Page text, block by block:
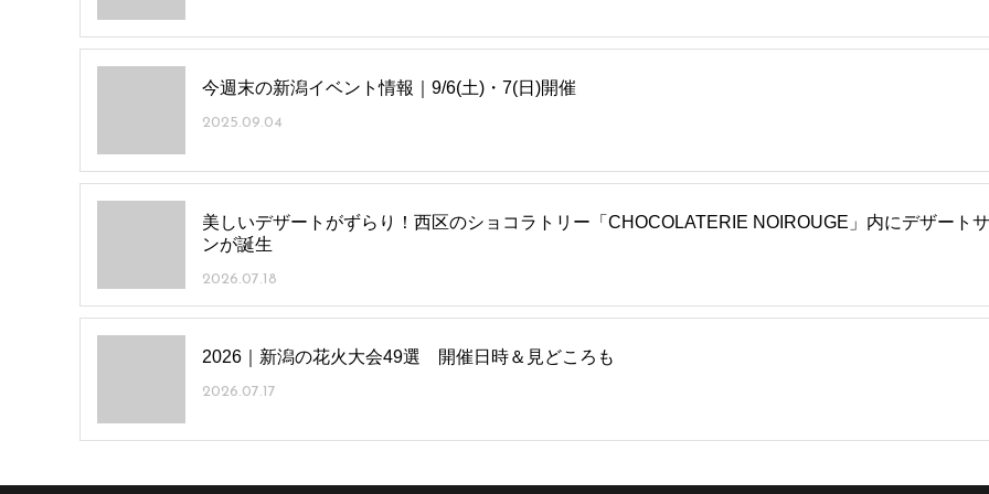
今週末の新潟イベント情報｜9/6(土)・7(日)開催
2025.09.04
美しいデザートがずらり！西区のショコラトリー「CHOCOLATERIE NOIROUGE」内にデザート
ンが誕生
2026.07.18
2026｜新潟の花火大会49選 開催日時＆見どころも
2026.07.17